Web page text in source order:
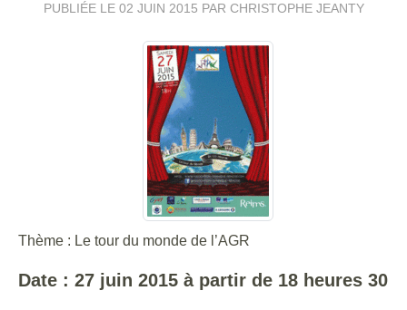
PUBLIÉE LE 02 JUIN 2015 PAR CHRISTOPHE JEANTY
Thème : Le tour du monde de l’AGR
Date : 27 juin 2015 à partir de 18 heures 30